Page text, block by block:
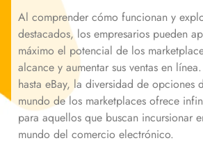
Al comprender cómo funcionan y
destacados, los empresarios pueden
máximo el potencial de los
alcance y aumentar sus ventas en
hasta eBay, la diversidad de opciones
mundo de los marketplaces ofrece
para aquellos que buscan incursionar
mundo del comercio electrónico.